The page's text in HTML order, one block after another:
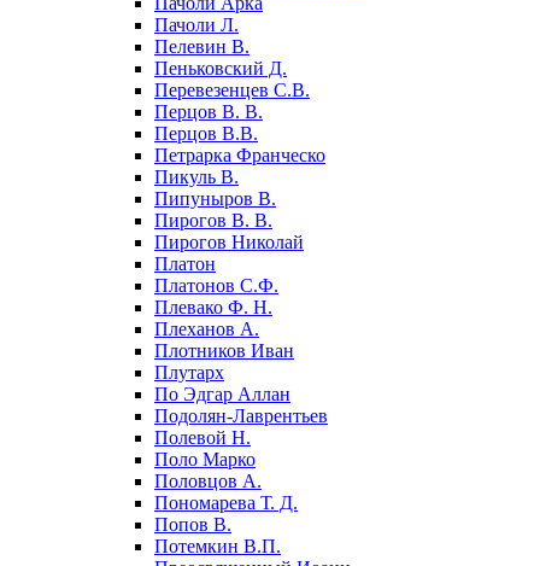
Пачоли Л.
Пелевин В.
Пеньковский Д.
Перевезенцев С.В.
Перцов В. В.
Перцов В.В.
Петрарка Франческо
Пикуль В.
Пипуныров В.
Пирогов В. В.
Пирогов Николай
Платон
Платонов С.Ф.
Плевако Ф. Н.
Плеханов А.
Плотников Иван
Плутарх
По Эдгар Аллан
Подолян-Лаврентьев
Полевой Н.
Поло Марко
Половцов А.
Пономарева Т. Д.
Попов В.
Потемкин В.П.